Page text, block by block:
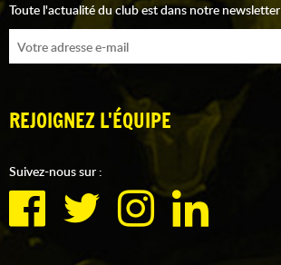
Toute l'actualité du club est dans notre newsletter
REJOIGNEZ L'ÉQUIPE
Suivez-nous sur :